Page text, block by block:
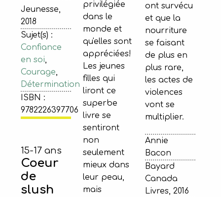
Jeunesse,
2018
Sujet(s) :
Confiance
en soi,
Courage,
Détermination
ISBN :
9782226397706
privilégiée
dans le
monde et
qu'elles sont
appréciées!
Les jeunes
filles qui
liront ce
superbe
livre se
sentiront
non
seulement
mieux dans
leur peau,
mais
ont survécu
et que la
nourriture
se faisant
de plus en
plus rare,
les actes de
violences
vont se
multiplier.
Annie
Bacon
Bayard
Canada
Livres, 2016
15-17 ans
Coeur
de
slush